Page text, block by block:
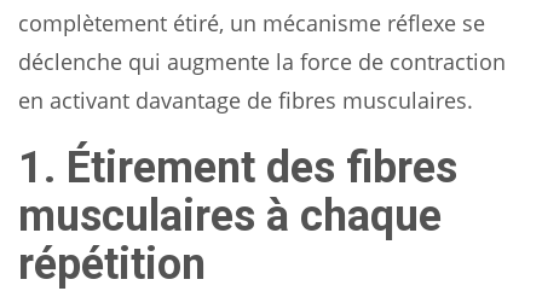
complètement étiré, un mécanisme réflexe se
déclenche qui augmente la force de contraction
en activant davantage de fibres musculaires.
1. Étirement des fibres
musculaires à chaque
répétition